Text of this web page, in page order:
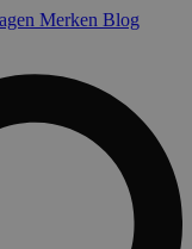
Merken Blog